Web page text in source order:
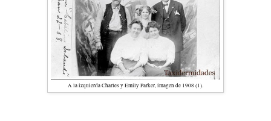
A la izquierda Charles y Emily Parker, imagen de 1908 (1).